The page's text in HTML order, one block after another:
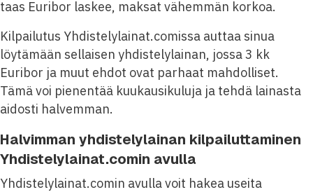
taas Euribor laskee, maksat vähemmän korkoa.
Kilpailutus Yhdistelylainat.comissa auttaa sinua
löytämään sellaisen yhdistelylainan, jossa 3 kk
Euribor ja muut ehdot ovat parhaat mahdolliset.
Tämä voi pienentää kuukausikuluja ja tehdä lainasta
aidosti halvemman.
Halvimman yhdistelylainan kilpailuttaminen
Yhdistelylainat.comin avulla
Yhdistelylainat.comin avulla voit hakea useita